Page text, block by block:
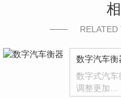
数字汽车衡
数字式汽车
调整更加…